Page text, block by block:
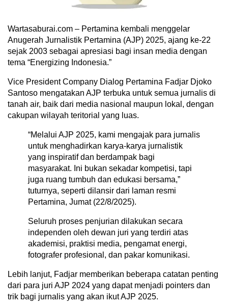
Wartasaburai.com – Pertamina kembali menggelar
Anugerah Jurnalistik Pertamina (AJP) 2025, ajang ke-22
sejak 2003 sebagai apresiasi bagi insan media dengan
tema “Energizing Indonesia.”
Vice President Company Dialog Pertamina Fadjar Djoko
Santoso mengatakan AJP terbuka untuk semua jurnalis di
tanah air, baik dari media nasional maupun lokal, dengan
cakupan wilayah teritorial yang luas.
“Melalui AJP 2025, kami mengajak para jurnalis
untuk menghadirkan karya-karya jurnalistik
yang inspiratif dan berdampak bagi
masyarakat. Ini bukan sekadar kompetisi, tapi
juga ruang tumbuh dan edukasi bersama,”
tuturnya, seperti dilansir dari laman resmi
Pertamina, Jumat (22/8/2025).
Seluruh proses penjurian dilakukan secara
independen oleh dewan juri yang terdiri atas
akademisi, praktisi media, pengamat energi,
fotografer profesional, dan pakar komunikasi.
Lebih lanjut, Fadjar memberikan beberapa catatan penting
dari para juri AJP 2024 yang dapat menjadi pointers dan
trik bagi jurnalis yang akan ikut AJP 2025.